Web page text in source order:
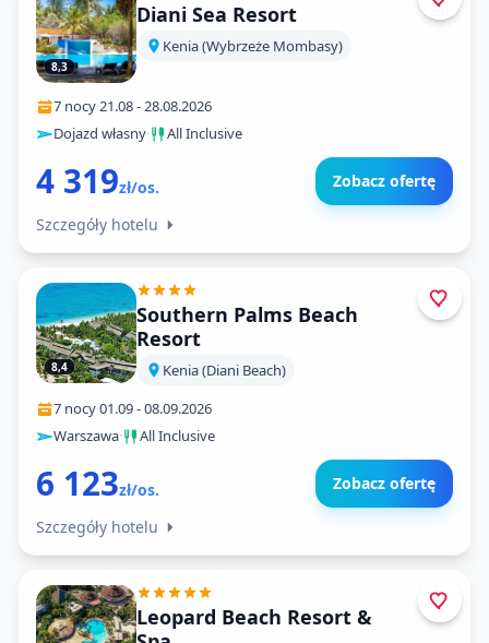
8,3
Diani Sea Resort
Kenia (Wybrzeże Mombasy)
7 nocy·21.08-28.08.2026
Dojazd własny· All Inclusive
4 319zł/os. Zobacz ofertę
Szczegóły hotelu
8,4
Southern Palms Beach
Resort
Kenia (Diani Beach)
7 nocy·01.09-08.09.2026
Warszawa· All Inclusive
6 123zł/os. Zobacz ofertę
Szczegóły hotelu
Leopard Beach Resort &